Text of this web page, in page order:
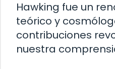
Hawking fue un
teórico y
contribuciones
nuestra